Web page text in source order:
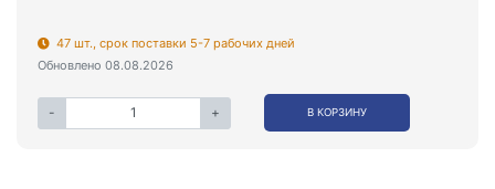
47 шт., срок поставки 5-7 рабочих дней
Обновлено 08.08.2026
- + В КОРЗИНУ